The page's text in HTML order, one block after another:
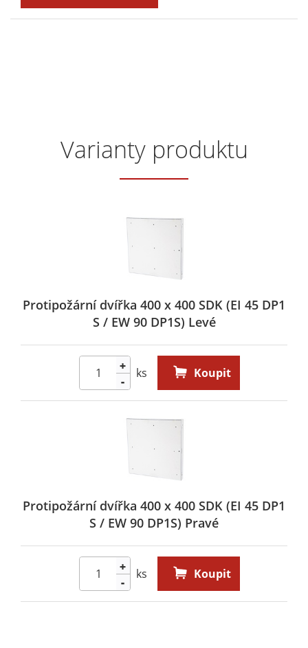
Varianty produktu
Protipožární dvířka 400 x 400 SDK (EI 45 DP1
S / EW 90 DP1S) Levé
-
+ ks Koupit
Protipožární dvířka 400 x 400 SDK (EI 45 DP1
S / EW 90 DP1S) Pravé
-
+ ks Koupit